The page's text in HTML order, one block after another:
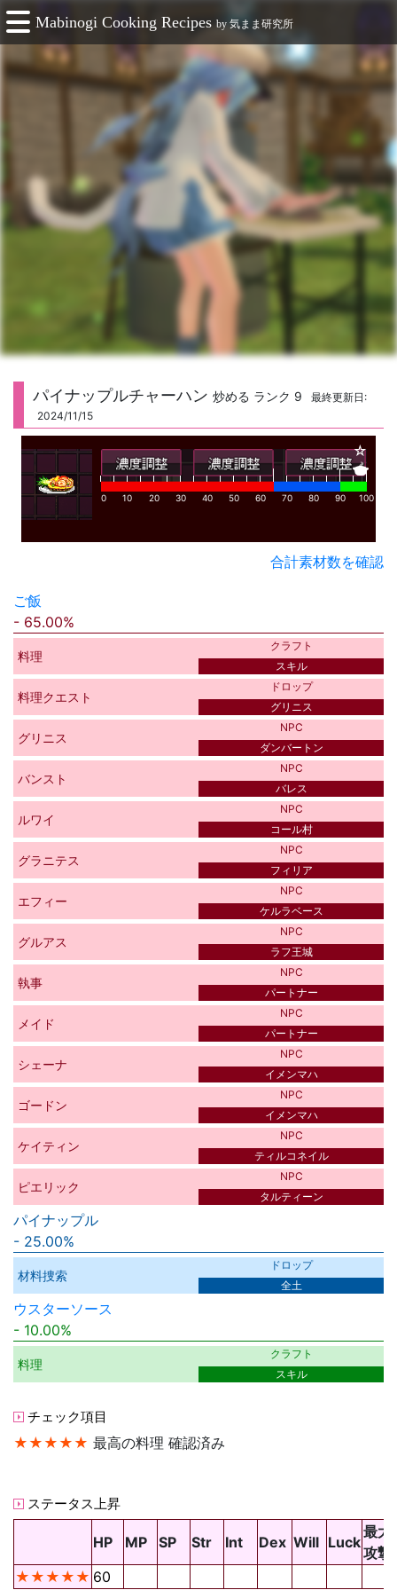
Mabinogi Cooking Recipes by 気まま研究所
パイナップルチャーハン 炒める ランク 9
最終更新日:
2024/11/15
0 10 20 30 40 50 60 70 80 90 100
☆
🍲
合計素材数を確認
ご飯
パイナップル
ウスターソース
65.00%
25.00%
10.00%
料理
クラフト
スキル
料理クエスト
ドロップ
グリニス
グリニス
NPC
ダンバートン
バンスト
NPC
バレス
ルワイ
NPC
コール村
グラニテス
NPC
フィリア
エフィー
NPC
ケルラベース
グルアス
NPC
ラフ王城
執事
NPC
パートナー
メイド
NPC
パートナー
シェーナ
NPC
イメンマハ
ゴードン
NPC
イメンマハ
ケイティン
NPC
ティルコネイル
ピエリック
NPC
タルティーン
材料捜索
ドロップ
全土
料理
クラフト
スキル
チェック項目
★★★★★ 最高の料理 確認済み
ステータス上昇
HP MP SP Str Int Dex Will Luck
最大
攻撃
★★★★★ 60